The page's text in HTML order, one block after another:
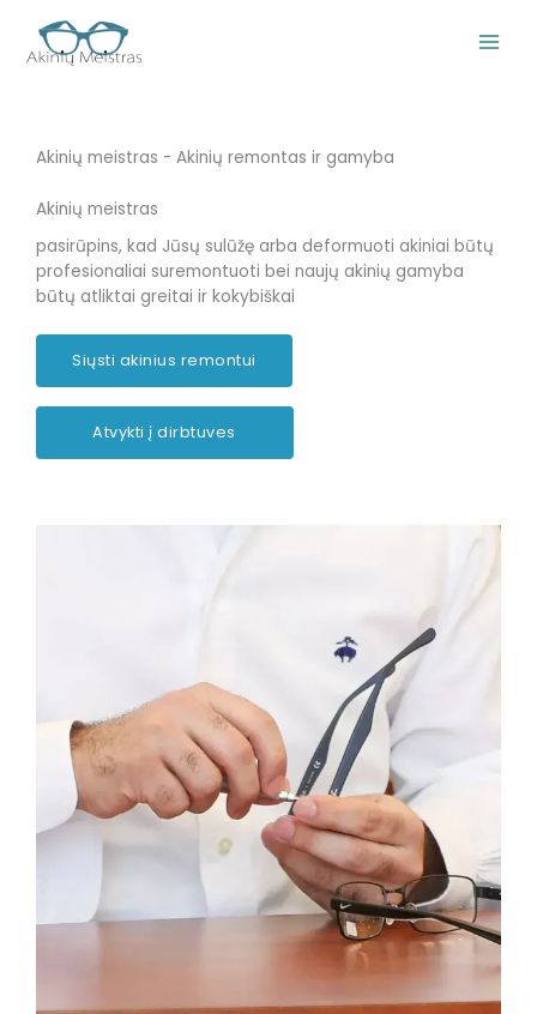
turinio
Akinių meistras - Akinių remontas ir gamyba
Akinių meistras
pasirūpins, kad Jūsų sulūžę arba deformuoti akiniai būtų
profesionaliai suremontuoti bei naujų akinių gamyba
būtų atliktai greitai ir kokybiškai
Siųsti akinius remontui
Atvykti į dirbtuves